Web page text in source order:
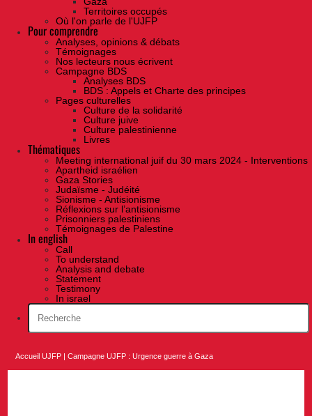
Territoires occupés
Où l'on parle de l'UJFP
Pour comprendre
Analyses, opinions & débats
Témoignages
Nos lecteurs nous écrivent
Campagne BDS
Analyses BDS
BDS : Appels et Charte des principes
Pages culturelles
Culture de la solidarité
Culture juive
Culture palestinienne
Livres
Thématiques
Meeting international juif du 30 mars 2024 - Interventions
Apartheid israélien
Gaza Stories
Judaïsme - Judéité
Sionisme - Antisionisme
Réflexions sur l’antisionisme
Prisonniers palestiniens
Témoignages de Palestine
In english
Call
To understand
Analysis and debate
Statement
Testimony
In israel
Accueil UJFP |Campagne UJFP : Urgence guerre à Gaza